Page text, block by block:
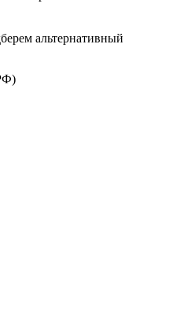
альтернативный